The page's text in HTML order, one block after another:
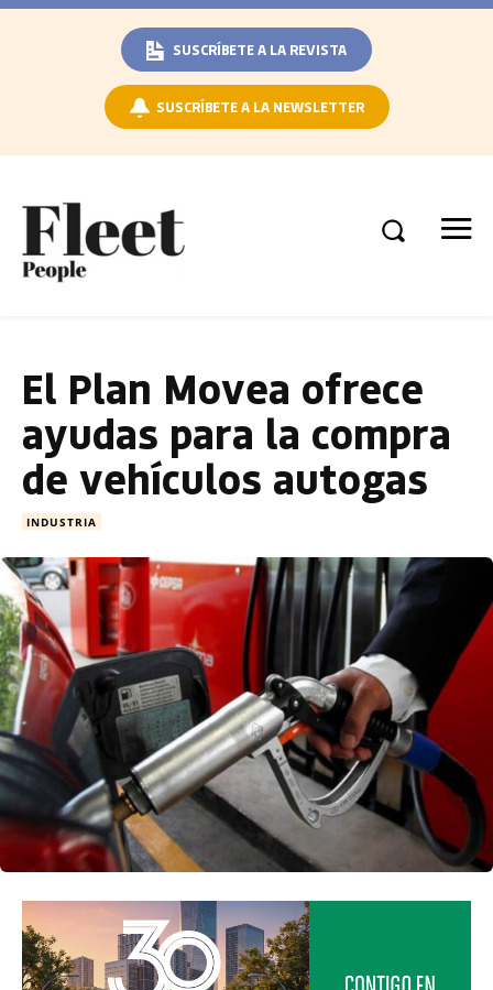
SUSCRÍBETE A LA REVISTA
SUSCRÍBETE A LA NEWSLETTER
El Plan Movea ofrece
ayudas para la compra
de vehículos autogas
INDUSTRIA